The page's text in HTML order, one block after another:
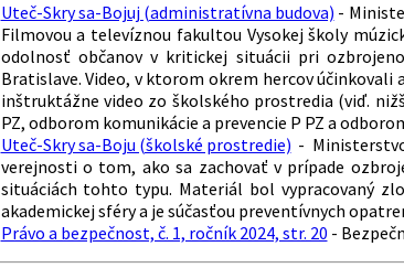
Uteč-Skry sa-Bojuj (administratívna budova) -
Filmovou a televíznou fakultou Vysokej školy
odolnosť občanov v kritickej situácii pri
Bratislave. Video, v ktorom okrem hercov
inštruktážne video zo školského prostredia (viď.
PZ, odborom komunikácie a prevencie P PZ a
Uteč-Skry sa-Boju (školské prostredie) -
verejnosti o tom, ako sa zachovať v prípade
situáciách tohto typu. Materiál bol vypracovaný
akademickej sféry a je súčasťou preventívnych
Právo a bezpečnost, č. 1, ročník 2024, str. 20 -